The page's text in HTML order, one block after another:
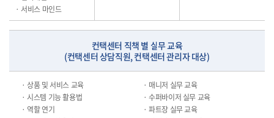
· 서비스 마인드
컨택센터 직책 별 실무 교육
(컨택센터 상담직원, 컨택센터 관리자 대상)
· 상품 및 서비스 교육
· 매니저 실무 교육
· 시스템 기능 활용법
· 수퍼바이저 실무 교육
· 역할 연기
· 파트장 실무 교육